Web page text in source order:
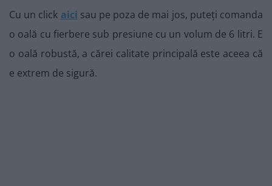
Cu un click aici sau pe poza de mai jos, puteți comanda
o oală cu fierbere sub presiune cu un volum de 6 litri. E
o oală robustă, a cărei calitate principală este aceea că
e extrem de sigură.